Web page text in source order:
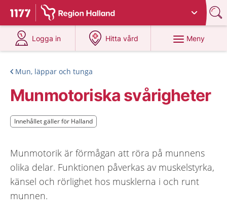
Till startsidan för 1177
Du har valt region Halland
Logga in
på 1177.se
Hitta vård
på 1177.se
Meny
Mun, läppar och tunga
Munmotoriska svårigheter
Innehållet gäller för Halland
Innehållet gäller för Halland
Munmotorik är förmågan att röra på munnens
olika delar. Funktionen påverkas av muskelstyrka,
känsel och rörlighet hos musklerna i och runt
munnen.